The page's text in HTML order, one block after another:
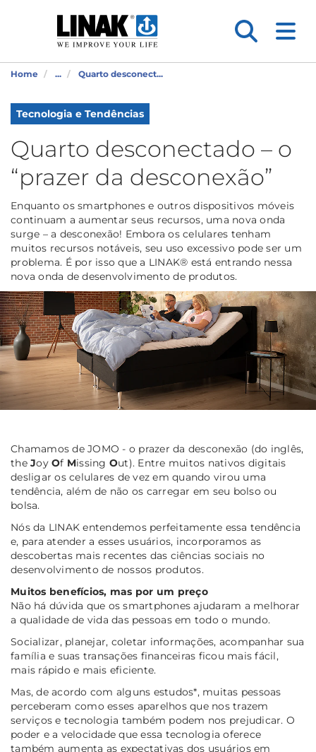
Home ... Quarto desconect...
Tecnologia e Tendências
Quarto desconectado – o
“prazer da desconexão”
Enquanto os smartphones e outros dispositivos móveis
continuam a aumentar seus recursos, uma nova onda
surge – a desconexão! Embora os celulares tenham
muitos recursos notáveis, seu uso excessivo pode ser um
problema. É por isso que a LINAK® está entrando nessa
nova onda de desenvolvimento de produtos.
Chamamos de JOMO - o prazer da desconexão (do inglês,
the Joy Of Missing Out). Entre muitos nativos digitais
desligar os celulares de vez em quando virou uma
tendência, além de não os carregar em seu bolso ou
bolsa.
Nós da LINAK entendemos perfeitamente essa tendência
e, para atender a esses usuários, incorporamos as
descobertas mais recentes das ciências sociais no
desenvolvimento de nossos produtos.
Muitos benefícios, mas por um preço
Não há dúvida que os smartphones ajudaram a melhorar
a qualidade de vida das pessoas em todo o mundo.
Socializar, planejar, coletar informações, acompanhar sua
família e suas transações financeiras ficou mais fácil,
mais rápido e mais eficiente.
Mas, de acordo com alguns estudos*, muitas pessoas
perceberam como esses aparelhos que nos trazem
serviços e tecnologia também podem nos prejudicar. O
poder e a velocidade que essa tecnologia oferece
também aumenta as expectativas dos usuários em